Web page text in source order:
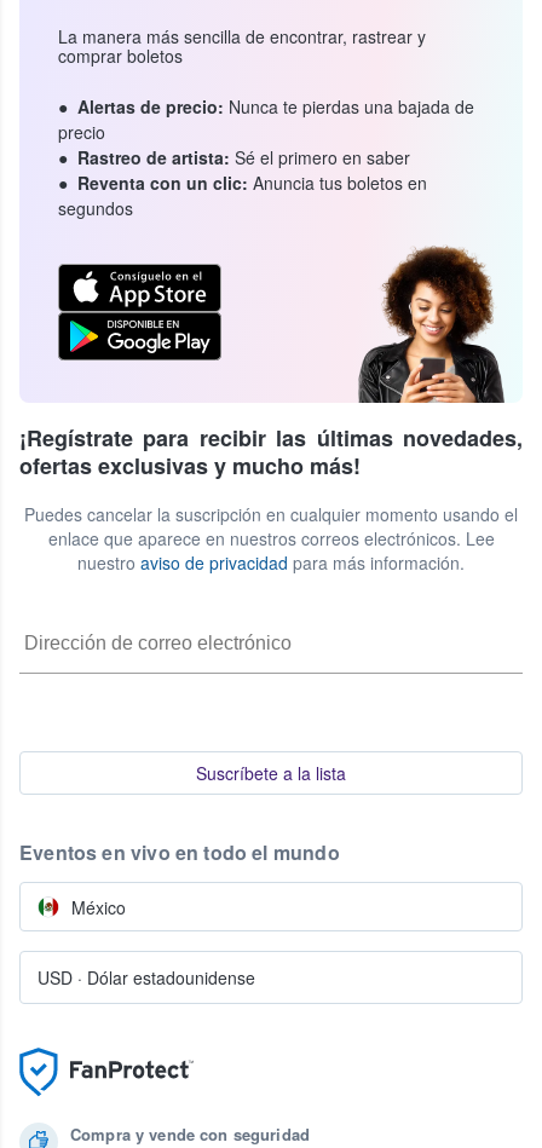
La manera más sencilla de encontrar, rastrear y
comprar boletos
Alertas de precio: Nunca te pierdas una bajada de
precio
Rastreo de artista: Sé el primero en saber
Reventa con un clic: Anuncia tus boletos en
segundos
¡Regístrate para recibir las últimas novedades,
ofertas exclusivas y mucho más!
Puedes cancelar la suscripción en cualquier momento usando el
enlace que aparece en nuestros correos electrónicos. Lee
nuestro aviso de privacidad para más información.
Suscríbete a la lista
Compra y vende con seguridad
Eventos en vivo en todo el mundo
México
USD · Dólar estadounidense